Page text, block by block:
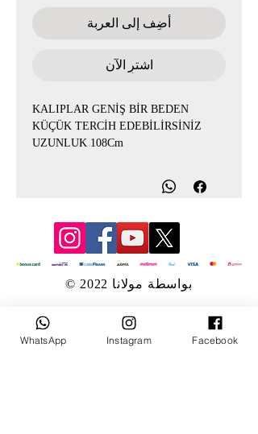
أضِف إلى العربة
اشترِ الآن
KALIPLAR GENİŞ BİR BEDEN
KÜÇÜK TERCİH EDEBİLİRSİNİZ
UZUNLUK 108Cm
© 2022 بواسطة مولانا
WhatsApp Instagram Facebook